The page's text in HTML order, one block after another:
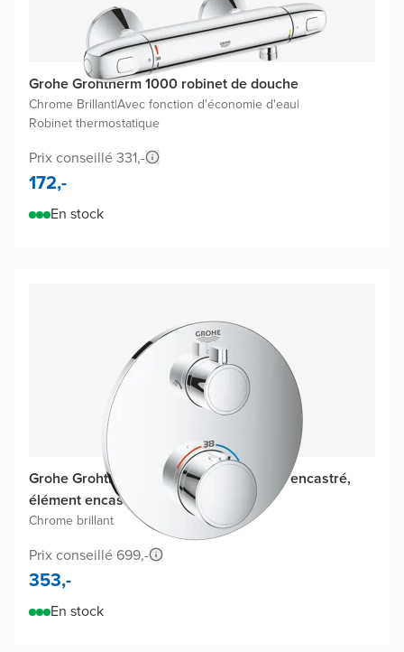
Grohe Grohtherm 1000 robinet de douche
Chrome Brillant|Avec fonction d'économie d'eau|
Robinet thermostatique
Prix conseillé 331,-
172,-
En stock
Grohe Grohtherm thermostat de douche encastré,
élément encastré non inclus
Chrome brillant
Prix conseillé 699,-
353,-
En stock